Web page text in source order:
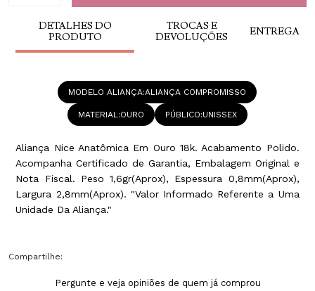
DETALHES DO
PRODUTO
TROCAS E
DEVOLUÇÕES
ENTREGA
Aliança Nice Anatômica Em Ouro 18k. Acabamento Polido.
Acompanha Certificado de Garantia, Embalagem Original e
Nota Fiscal. Peso 1,6gr(Aprox), Espessura 0,8mm(Aprox),
Largura 2,8mm(Aprox). "Valor Informado Referente a Uma
Unidade Da Aliança."
MODELO ALIANÇA ALIANÇA COMPROMISSO
MATERIAL OURO PÚBLICO UNISSEX
Compartilhe:
Pergunte e veja opiniões de quem já comprou